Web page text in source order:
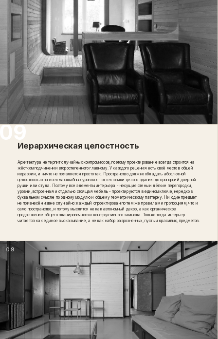
Иерархическая целостность
Архитектура не терпит случайных компромиссов, поэтому проектирование всегда строится на
жёстком подчинении второстепенного главному. У каждого решения есть своё место в общей
иерархии, и ничто не появляется просто так. Пространство должно обладать абсолютной
целостностью на всех масштабных уровнях - от тектоники целого здания до пропорций дверной
ручки или стула. Поэтому все элементы интерьера - несущие стены и лёгкие перегородки,
уровни, встроенная и отдельно стоящая мебель - проектируются в едином ключе, нередко в
буквальном смысле по одному модулю и общему геометрическому паттерну. Ни один предмет
не привнесён извне случайно: каждый спроектирован по тем же правилам и пропорциям, что и
само пространство, и потому мыслится не как автономный декор, а как органическое
продолжение общего планировочного и конструктивного замысла. Только тогда интерьер
читается как единое высказывание, а не как набор разрозненных, пусть и красивых, предметов.
09